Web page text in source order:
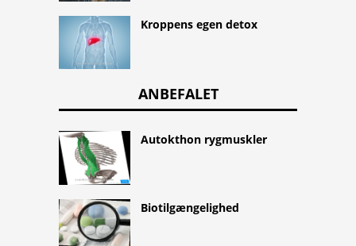
Kroppens egen detox
ANBEFALET
Autokthon rygmuskler
Biotilgængelighed